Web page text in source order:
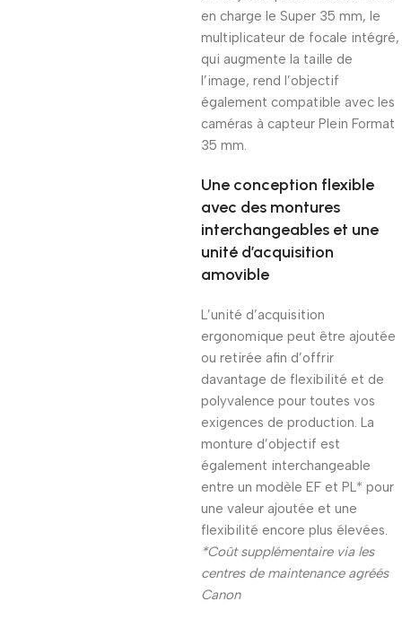
en charge le Super 35 mm, le
multiplicateur de focale intégré,
qui augmente la taille de
l’image, rend l’objectif
également compatible avec les
caméras à capteur Plein Format
35 mm.
Une conception flexible
avec des montures
interchangeables et une
unité d’acquisition
amovible
L’unité d’acquisition
ergonomique peut être ajoutée
ou retirée afin d’offrir
davantage de flexibilité et de
polyvalence pour toutes vos
exigences de production. La
monture d’objectif est
également interchangeable
entre un modèle EF et PL* pour
une valeur ajoutée et une
flexibilité encore plus élevées.
*Coût supplémentaire via les
centres de maintenance agréés
Canon